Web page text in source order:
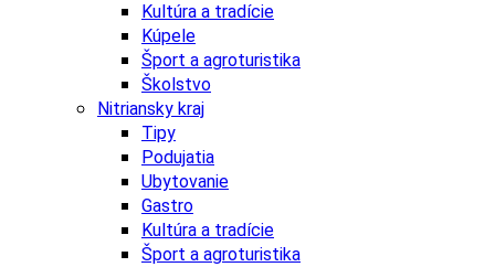
Kultúra a tradície
Kúpele
Šport a agroturistika
Školstvo
Nitriansky kraj
Tipy
Podujatia
Ubytovanie
Gastro
Kultúra a tradície
Šport a agroturistika